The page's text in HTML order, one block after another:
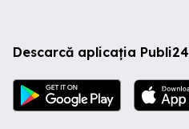
Descarcă aplicația Publi24